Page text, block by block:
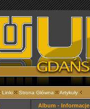
Linki Strona Główna Artykuły
Album - Informacje